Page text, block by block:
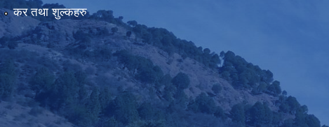
कर तथा शुल्कहरु